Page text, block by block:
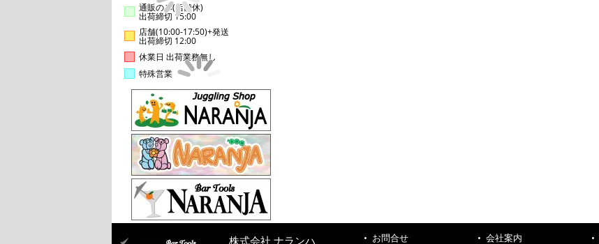
通販のみ(店舗休)
出荷締切 15:00
店舗(10:00-17:50)+発送
出荷締切 12:00
休業日 出荷業務無し
特殊営業
株式会社 ナランハ お問合せ 会社案内